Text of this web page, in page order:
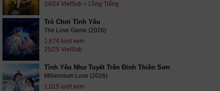
24/24 VietSub + Lồng Tiếng
Trò Chơi Tình Yêu
The Love Game (2026)
1,674 lượt xem
25/25 VietSub
Tình Yêu Như Tuyết Trên Đỉnh Thiên Sơn
Millennium Love (2026)
1,015 lượt xem